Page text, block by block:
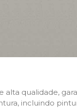
alta qualidade,
incluindo